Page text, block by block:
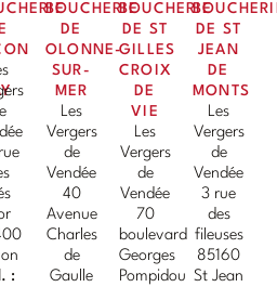
:
BOUCHERIE
DE
OLONNE-
SUR-
MER
Les
Vergers
de
Vendée
40
Avenue
Charles
de
Gaulle
BOUCHERIE
DE ST
GILLES
CROIX
DE
VIE
Les
Vergers
de
Vendée
70
boulevard
Georges
Pompidou
DE ST
JEAN
DE
MONTS
Les
Vergers
de
Vendée
3 rue
des
fileuses
85160
St Jean